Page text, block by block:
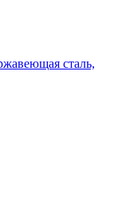
сталь,